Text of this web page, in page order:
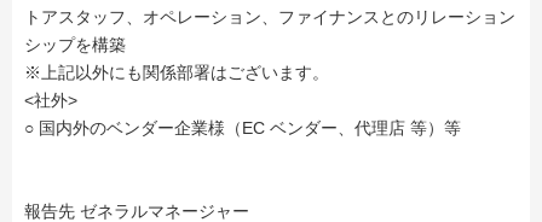
トアスタッフ、オペレーション、ファイナンスとのリレーション
シップを構築
※上記以外にも関係部署はございます。
<社外>
○ 国内外のベンダー企業様（EC ベンダー、代理店 等）等
報告先 ゼネラルマネージャー